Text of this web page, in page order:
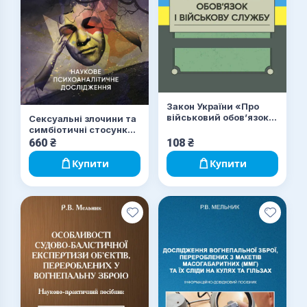
Сексуальні злочини та
симбіотичні стосунки:
наукове
психоаналітичне
дослідження
660 ₴
Купити
Закон України «Про
військовий обов’язок і
108 ₴
Купити